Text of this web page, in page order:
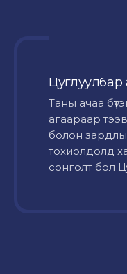
Цуглуулбар
Таны ачаа
агаараар
болон
тохиолдолд
сонголт бол